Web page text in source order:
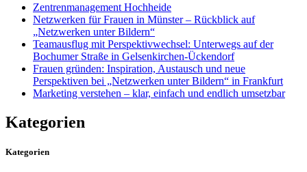
Zentrenmanagement Hochheide
Netzwerken für Frauen in Münster – Rückblick auf
„Netzwerken unter Bildern“
Teamausflug mit Perspektivwechsel: Unterwegs auf der
Bochumer Straße in Gelsenkirchen-Ückendorf
Frauen gründen: Inspiration, Austausch und neue
Perspektiven bei „Netzwerken unter Bildern“ in Frankfurt
Marketing verstehen – klar, einfach und endlich umsetzbar
Kategorien
Kategorien